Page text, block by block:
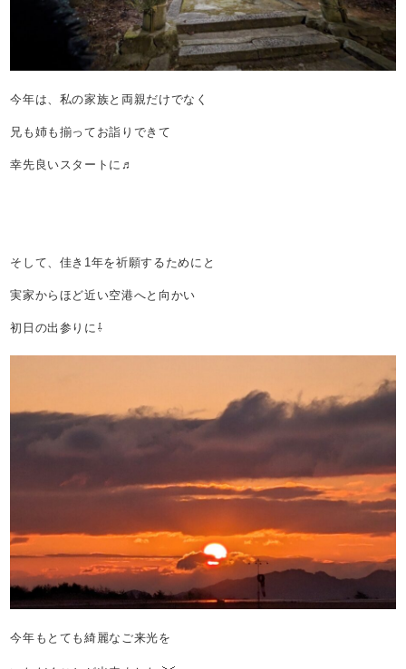
今年は、私の家族と両親だけでなく
兄も姉も揃ってお詣りできて
幸先良いスタートに♬
そして、佳き1年を祈願するためにと
実家からほど近い空港へと向かい
初日の出参りに⇩
今年もとても綺麗なご来光を